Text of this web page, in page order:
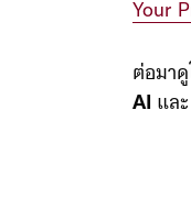
Your
ต่อมา
AI และ